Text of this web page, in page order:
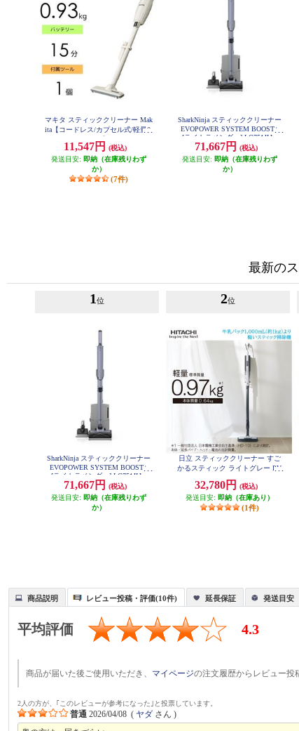
マキタ スティッククリーナー Mak
ita【コードレス/カプセル式/軽量0.
93kg/アイボリー】 CL116DWI
11,547円
(税込)
発送目安: 即納（在庫残りわず
か）
(7件)
SharkNinja スティッククリーナー
EVOPOWER SYSTEM BOOST+
[ライトラベンダー] LC751JLV
71,667円
(税込)
発送目安: 即納（在庫残りわず
か）
最新の
1 位
SharkNinja スティッククリーナー
EVOPOWER SYSTEM BOOST+
[ライトラベンダー] LC751JLV
71,667円
(税込)
発送目安: 即納（在庫残りわず
か）
2位
日立 スティッククリーナー すご
かるスティック ライトグレー PV-
32,780円
(税込)
発送目安: 即納（在庫あり）
(1件)
商品説明 レビュー投稿・評価(10件) 延長保証 発送目安
平均評価 4.3
商品が届いた後ご使用いただき、 マイページの注文履歴からレビュー投
2人の方が、｢このレビューが参考になった｣と投票しています。
普通 2026/04/08 ( ヤダ さん )